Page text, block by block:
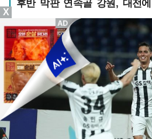
후반 막판 연속골 강원, 대전
X